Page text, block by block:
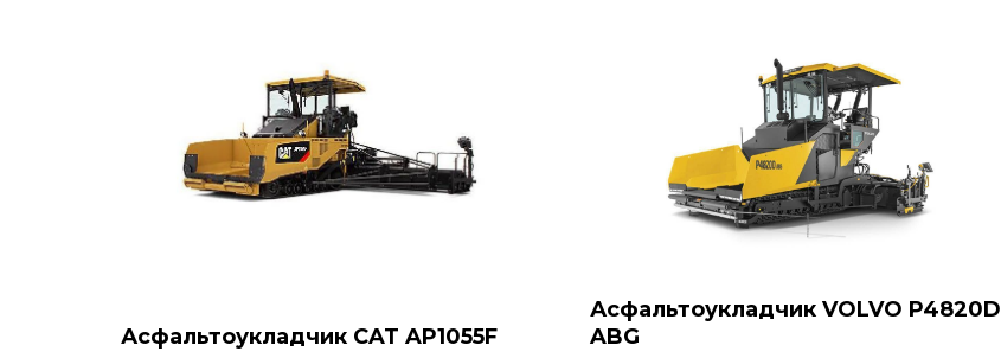
Асфальтоукладчик CAT AP1055F
Асфальтоукладчик VOLVO P4820D
ABG